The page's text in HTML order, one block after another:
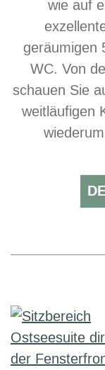
wie auf
geräumigen
WC. Von
schauen Sie
weitläufigen